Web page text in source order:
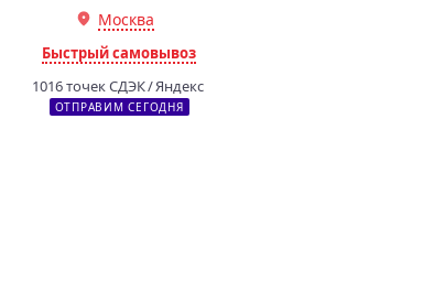
Москва
Быстрый самовывоз
1016 точек СДЭК / Яндекс
ОТПРАВИМ СЕГОДНЯ